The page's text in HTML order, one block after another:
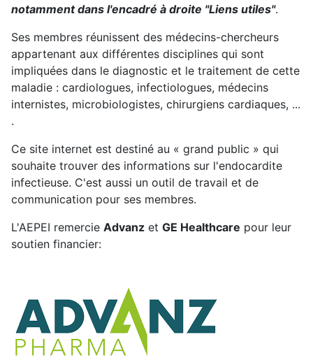
notamment dans l'encadré à droite "Liens utiles".
Ses membres réunissent des médecins-chercheurs
appartenant aux différentes disciplines qui sont
impliquées dans le diagnostic et le traitement de cette
maladie : cardiologues, infectiologues, médecins
internistes, microbiologistes, chirurgiens cardiaques, ...
.
Ce site internet est destiné au « grand public » qui
souhaite trouver des informations sur l'endocardite
infectieuse. C'est aussi un outil de travail et de
communication pour ses membres.
L'AEPEI remercie Advanz et GE Healthcare pour leur
soutien financier: